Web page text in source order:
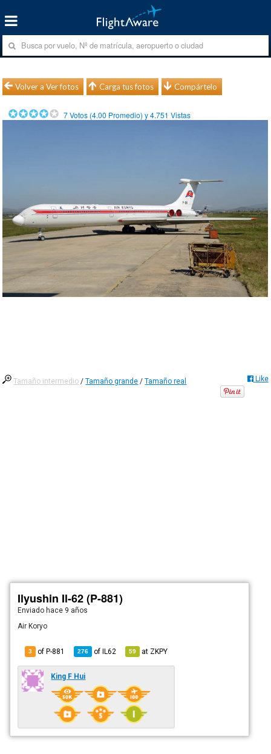
Volver a Ver fotos Carga tus fotos Compártelo
7Votos (4.00 Promedio) y4.751 Vistas
Tamaño intermedio /Tamaño grande /Tamaño real Like
Ilyushin Il-62 (P-881)
Enviado hace 9 años
Air Koryo
3 of P-881 276 ofIL62 59 at ZKPY
King F Hui